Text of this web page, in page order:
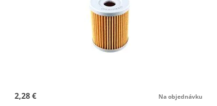
2,28 € Na objednávku